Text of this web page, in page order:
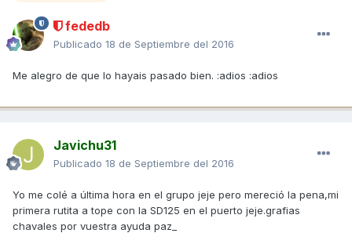
fededb
Publicado 18 de Septiembre del 2016
Me alegro de que lo hayais pasado bien. :adios :adios
Javichu31
Publicado 18 de Septiembre del 2016
Yo me colé a última hora en el grupo jeje pero mereció la pena,mi
primera rutita a tope con la SD125 en el puerto jeje.grafias
chavales por vuestra ayuda paz_